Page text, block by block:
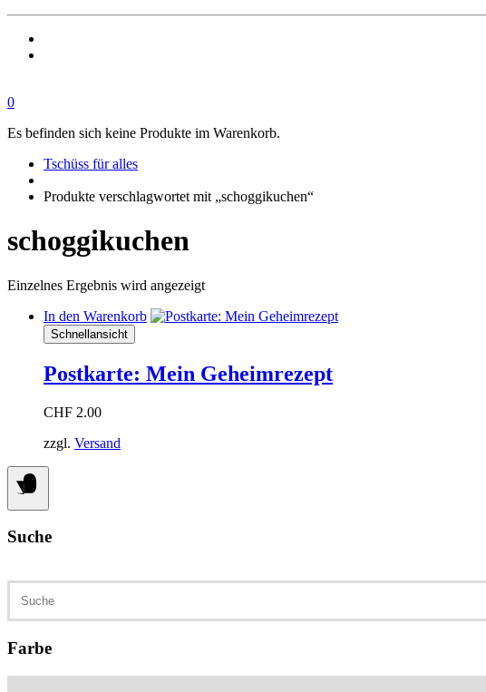
0
Es befinden sich keine Produkte im Warenkorb.
Tschüss für alles
Produkte verschlagwortet mit „schoggikuchen“
schoggikuchen
Einzelnes Ergebnis wird angezeigt
In den Warenkorb
Schnellansicht
Postkarte: Mein Geheimrezept
CHF 2.00
zzgl. Versand
Suche
nach:
Farbe